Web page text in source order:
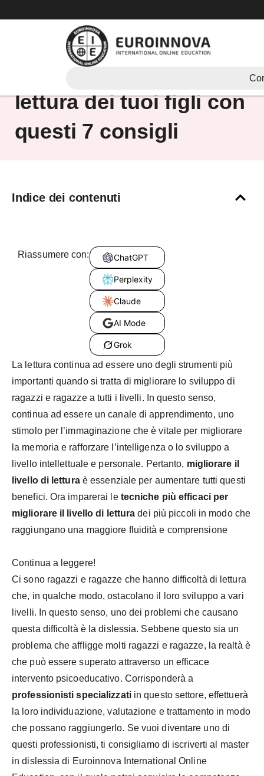
al
Migliora il livello di
lettura dei tuoi figli con
questi 7 consigli
Indice dei contenuti
Riassumere con: ChatGPT
Perplexity
Claude
AI Mode
Grok
La lettura continua ad essere uno degli strumenti più
importanti quando si tratta di migliorare lo sviluppo di
ragazzi e ragazze a tutti i livelli. In questo senso,
continua ad essere un canale di apprendimento, uno
stimolo per l’immaginazione che è vitale per migliorare
la memoria e rafforzare l’intelligenza o lo sviluppo a
livello intellettuale e personale. Pertanto, migliorare il
livello di letturaè essenziale per aumentare tutti questi
benefici. Ora imparerai le tecniche più efficaci per
migliorare il livello di lettura dei più piccoli in modo che
raggiungano una maggiore fluidità e comprensione
Continua a leggere!
Ci sono ragazzi e ragazze che hanno difficoltà di lettura
che, in qualche modo, ostacolano il loro sviluppo a vari
livelli. In questo senso, uno dei problemi che causano
questa difficoltà è la dislessia. Sebbene questo sia un
problema che affligge molti ragazzi e ragazze, la realtà è
che può essere superato attraverso un efficace
intervento psicoeducativo. Corrisponderà a
professionisti specializzatiin questo settore, effettuerà
la loro individuazione, valutazione e trattamento in modo
che possano raggiungerlo. Se vuoi diventare uno di
questi professionisti, ti consigliamo di iscriverti al master
in dislessia di Euroinnova International Online